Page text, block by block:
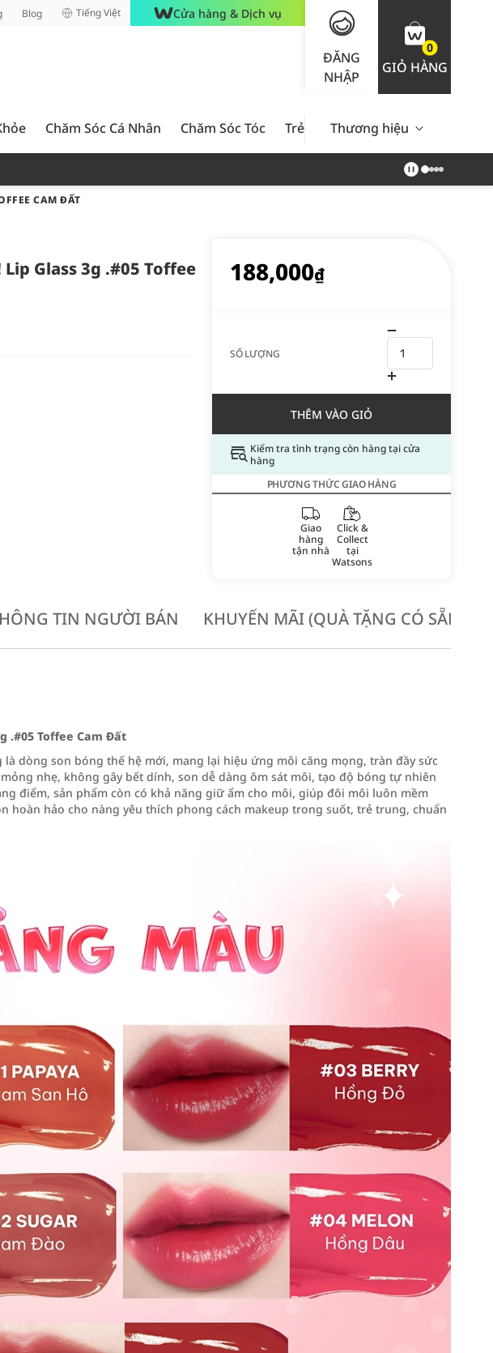
Blog Tiếng Việt Cửa hàng & Dịch vụ
ĐĂNG
NHẬP
0
GIỎ HÀNG
Chăm Sóc Cá Nhân Chăm Sóc Tóc Trẻ Em Nam Giới Chăm Sóc
Thương hiệu
CAM ĐẤT
Glass 3g .#05 Toffee
188,000₫
SỐ LƯỢNG
THÊM VÀO GIỎ
Kiểm tra tình trạng còn hàng tại cửa
hàng
PHƯƠNG THỨC GIAO HÀNG
Giao
hàng
tận nhà
Click &
Collect
tại
Watsons
TIN NGƯỜI BÁN KHUYẾN MÃI (QUÀ TẶNG CÓ SẴN
.#05 Toffee Cam Đất
là dòng son bóng thế hệ mới, mang lại hiệu ứng môi căng mọng, tràn đầy sức
nhẹ, không gây bết dính, son dễ dàng ôm sát môi, tạo độ bóng tự nhiên
điểm, sản phẩm còn có khả năng giữ ẩm cho môi, giúp đôi môi luôn mềm
hoàn hảo cho nàng yêu thích phong cách makeup trong suốt, trẻ trung, chuẩn